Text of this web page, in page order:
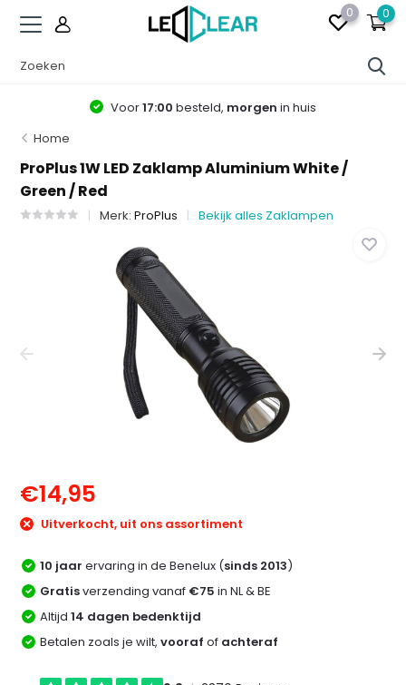
0 0
Voor17:00 besteld, morgen in huis
Home
ProPlus 1W LED Zaklamp Aluminium White /
Green / Red
Merk:ProPlus Bekijk alles Zaklampen
€14,95
Uitverkocht, uit ons assortiment
10 jaar ervaring in de Benelux (sinds 2013)
Gratisverzending vanaf €75 in NL & BE
Altijd14 dagen bedenktijd
Betalen zoals je wilt,vooraf of achteraf